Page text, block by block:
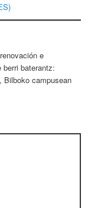
e
berri baterantz:
Bilboko campusean